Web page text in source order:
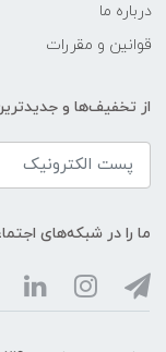
درباره ما
قوانین و مقررات
از تخفیف‌ها و
ما را در شبکه‌های